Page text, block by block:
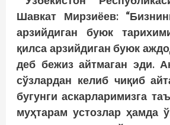
Шавкат Мирзиёев:
арзийдиган буюк
қилса арзийдиган буюк
деб бежиз айтмаган эди.
сўзлардан келиб чиқиб
бугунги аскарларимизга
муҳтарам устозлар ҳамда